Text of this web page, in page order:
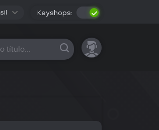
Keyshops: